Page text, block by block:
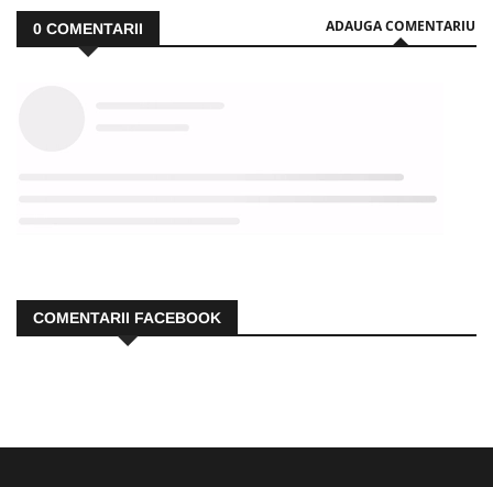
0 COMENTARII ADAUGA COMENTARIU
COMENTARII FACEBOOK